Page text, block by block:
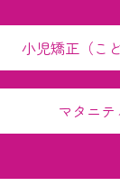
小児矯正（こ
マタニ